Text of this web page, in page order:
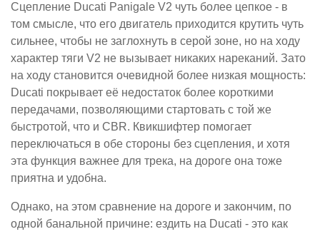
Сцепление Ducati Panigale V2 чуть более цепкое - в
том смысле, что его двигатель приходится крутить чуть
сильнее, чтобы не заглохнуть в серой зоне, но на ходу
характер тяги V2 не вызывает никаких нареканий. Зато
на ходу становится очевидной более низкая мощность:
Ducati покрывает её недостаток более короткими
передачами, позволяющими стартовать с той же
быстротой, что и CBR. Квикшифтер помогает
переключаться в обе стороны без сцепления, и хотя
эта функция важнее для трека, на дороге она тоже
приятна и удобна.
Однако, на этом сравнение на дороге и закончим, по
одной банальной причине: ездить на Ducati - это как